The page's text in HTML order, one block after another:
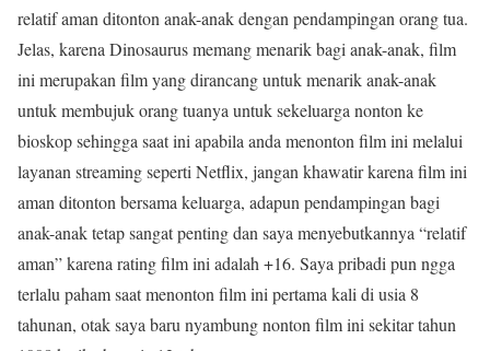
relatif aman ditonton anak-anak dengan pendampingan orang tua.
Jelas, karena Dinosaurus memang menarik bagi anak-anak, film
ini merupakan film yang dirancang untuk menarik anak-anak
untuk membujuk orang tuanya untuk sekeluarga nonton ke
bioskop sehingga saat ini apabila anda menonton film ini melalui
layanan streaming seperti Netflix, jangan khawatir karena film ini
aman ditonton bersama keluarga, adapun pendampingan bagi
anak-anak tetap sangat penting dan saya menyebutkannya “relatif
aman” karena rating film ini adalah +16. Saya pribadi pun ngga
terlalu paham saat menonton film ini pertama kali di usia 8
tahunan, otak saya baru nyambung nonton film ini sekitar tahun